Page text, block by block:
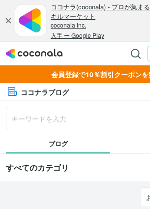
会員登録で10％割引クーポンを
ココナラブログ
ブログ
すべてのカテゴリ